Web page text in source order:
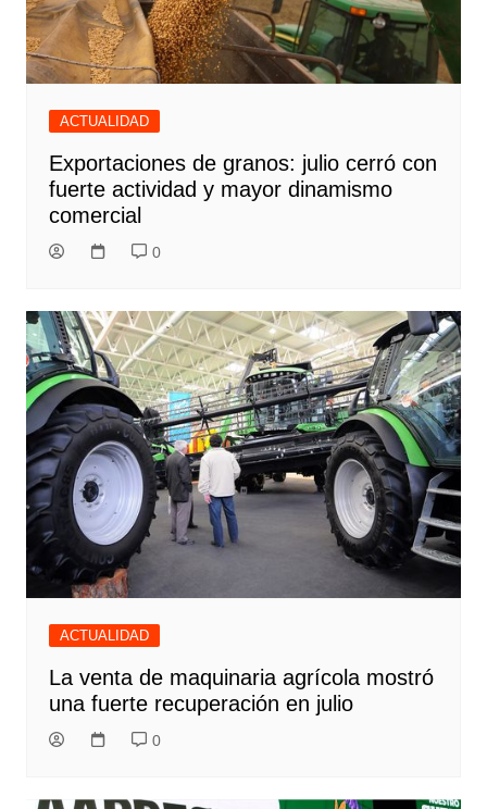
ACTUALIDAD
Exportaciones de granos: julio cerró con
fuerte actividad y mayor dinamismo
comercial
0
ACTUALIDAD
La venta de maquinaria agrícola mostró
una fuerte recuperación en julio
0